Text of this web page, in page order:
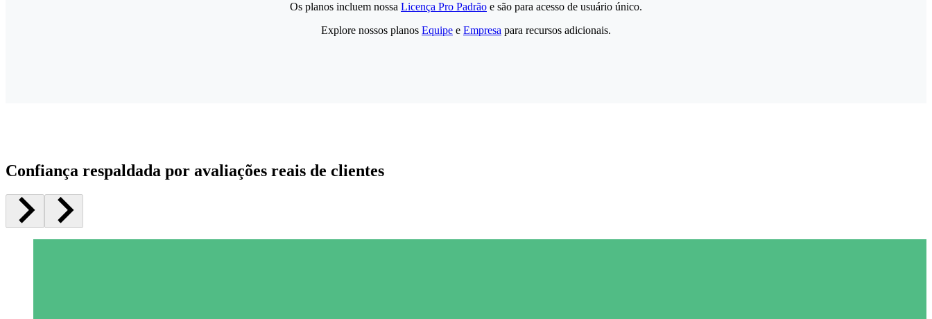
Os planos incluem nossa Licença Pro Padrão e são para acesso de usuário único.
Explore nossos planos Equipe e Empresa para recursos adicionais.
Confiança respaldada por avaliações reais de clientes